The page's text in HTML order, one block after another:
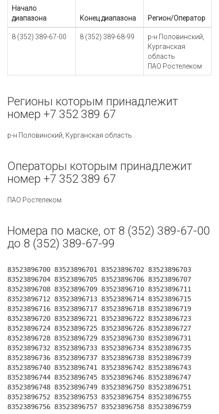
Начало
диапазона
Конец диапазона Регион/Оператор
8 (352) 389-67-00 8 (352) 389-68-99
р-н Половинский,
Курганская
область
ПАО Ростелеком
Регионы которым принадлежит
номер +7 352 389 67
р-н Половинский, Курганская область
Операторы которым принадлежит
номер +7 352 389 67
ПАО Ростелеком
Номера по маске, от 8 (352) 389-67-00
до 8 (352) 389-67-99
83523896700 83523896701 83523896702 83523896703
83523896704 83523896705 83523896706 83523896707
83523896708 83523896709 83523896710 83523896711
83523896712 83523896713 83523896714 83523896715
83523896716 83523896717 83523896718 83523896719
83523896720 83523896721 83523896722 83523896723
83523896724 83523896725 83523896726 83523896727
83523896728 83523896729 83523896730 83523896731
83523896732 83523896733 83523896734 83523896735
83523896736 83523896737 83523896738 83523896739
83523896740 83523896741 83523896742 83523896743
83523896744 83523896745 83523896746 83523896747
83523896748 83523896749 83523896750 83523896751
83523896752 83523896753 83523896754 83523896755
83523896756 83523896757 83523896758 83523896759